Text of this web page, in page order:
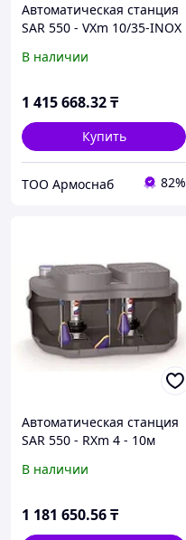
Автоматическая станция
SAR 550 - VXm 10/35-INOX
В наличии
1 415 668.32₸
Купить
ТОО Армоснаб 82%
Автоматическая станция
SAR 550 - RXm 4 - 10м
В наличии
1 181 650.56₸